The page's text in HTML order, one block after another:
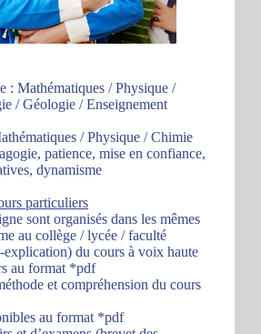
: Mathématiques / Physique /
/ Géologie / Enseignement
/ Physique / Chimie
patience, mise en confiance,
dynamisme
particuliers
sont organisés dans les mêmes
au collège / lycée / faculté
du cours à voix haute
au format *pdf
et compréhension du cours
au format *pdf